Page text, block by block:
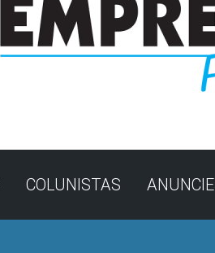
COLUNISTAS ANUNCIE